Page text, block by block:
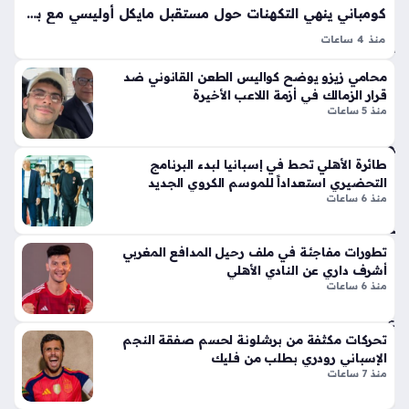
لا
ق
أيق
ونت
ها
الج
دة
ذا
ت
ني
ع
شر
أس
طو
انة
ونا
قل
ق
ح
ير
ي
و
س
م
الج
دي
د
منذ
عة
واح
دة
كومباني ينهي التكهنات حول مستقبل مايكل أوليسي مع بايرن ميونخ في تصريحات حاسمة
منذ 4 ساعات
خاصة بعدما حسم فينسنت كومباني بشكل قاطع كل الأنباء التي
تحدثت عن رحيل الجناح الفرنسي عن بايرن ميونخ، مؤكدًا أن…
محامي زيزو يوضح كواليس الطعن القانوني ضد
قرار الزمالك في أزمة اللاعب الأخيرة
منذ 5 ساعات
طائرة الأهلي تحط في إسبانيا لبدء البرنامج
التحضيري استعداداً للموسم الكروي الجديد
منذ 6 ساعات
تطورات مفاجئة في ملف رحيل المدافع المغربي
أشرف داري عن النادي الأهلي
منذ 6 ساعات
تحركات مكثفة من برشلونة لحسم صفقة النجم
الإسباني رودري بطلب من فليك
منذ 7 ساعات